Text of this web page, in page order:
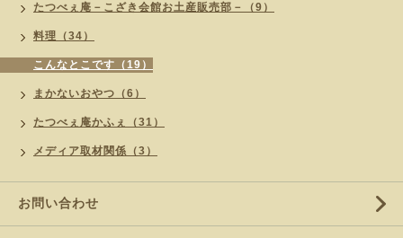
たつべぇ庵－こざき会館お土産販売部－（9）
料理（34）
こんなとこです（19）
まかないおやつ（6）
たつべぇ庵かふぇ（31）
メディア取材関係（3）
お問い合わせ